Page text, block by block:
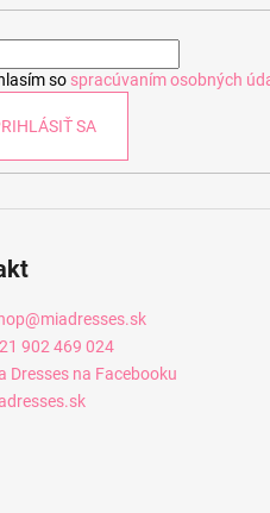
so spracúvaním osobných
SA
@miadresses.sk
902 469 024
Dresses na Facebooku